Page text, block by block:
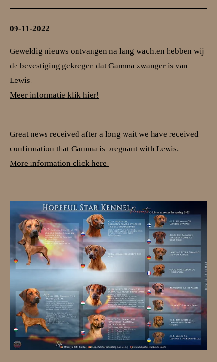
09-11-2022
Geweldig nieuws ontvangen na lang wachten hebben wij
de bevestiging gekregen dat Gamma zwanger is van
Lewis.
Meer informatie klik hier!
Great news received after a long wait we have received
confirmation that Gamma is pregnant with Lewis.
More information click here!